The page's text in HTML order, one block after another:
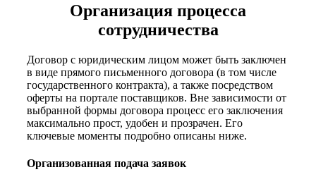
Организация процесса
сотрудничества
Договор с юридическим лицом может быть заключен
в виде прямого письменного договора (в том числе
государственного контракта), а также посредством
оферты на портале поставщиков. Вне зависимости от
выбранной формы договора процесс его заключения
максимально прост, удобен и прозрачен. Его
ключевые моменты подробно описаны ниже.
Организованная подача заявок